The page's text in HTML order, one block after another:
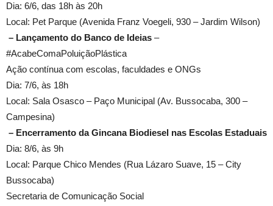
Dia: 6/6, das 18h às 20h
Local: Pet Parque (Avenida Franz Voegeli, 930 – Jardim Wilson)
– Lançamento do Banco de Ideias –
#AcabeComaPoluiçãoPlástica
Ação contínua com escolas, faculdades e ONGs
Dia: 7/6, às 18h
Local: Sala Osasco – Paço Municipal (Av. Bussocaba, 300 –
Campesina)
– Encerramento da Gincana Biodiesel nas Escolas Estaduais
Dia: 8/6, às 9h
Local: Parque Chico Mendes (Rua Lázaro Suave, 15 – City
Bussocaba)
Secretaria de Comunicação Social